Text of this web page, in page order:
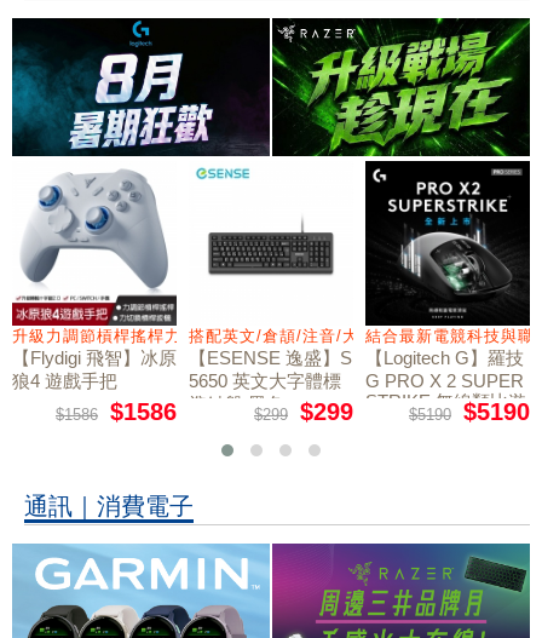
墊
升級力調節槓桿搖桿力切換扳機
【Flydigi 飛智】冰原
狼4 遊戲手把
$1586 $1586
搭配英文/倉頡/注音/大易
【ESENSE 逸盛】S
5650 英文大字體標
準鍵盤 黑色
$299 $299
結合最新電競科技與
【Logitech G】羅技
G PRO X 2 SUPER
STRIKE 無線類比遊
戲滑鼠$5190 $5190
通訊｜消費電子